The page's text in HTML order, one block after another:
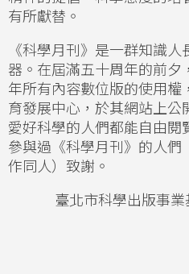
有所獻替。
《科學月刊》是一群知識
器。在屆滿五十周年的前夕
年所有內容數位版的使用權
育發展中心，於其網站上公
愛好科學的人們都能自由閱
參與過《科學月刊》的人們
作同人）致謝。
臺北市科學出版事